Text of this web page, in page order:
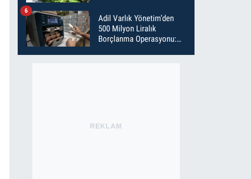
İlaçladı
Adil Varlık Yönetim’den
500 Milyon Liralık
Borçlanma Operasyonu:
6
REKLAM